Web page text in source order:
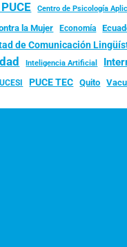
Centro de Psicología
la Mujer Economía
de Comunicación
Inteligencia Artificial
PUCE TEC Quito